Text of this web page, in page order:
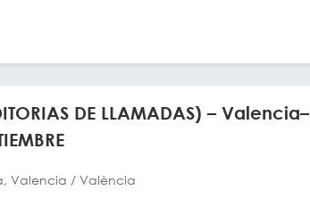
DE LLAMADAS) – Valencia–
Valencia / València